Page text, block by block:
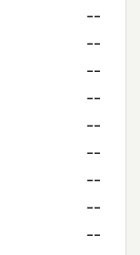
--
--
--
--
--
--
--
--
--